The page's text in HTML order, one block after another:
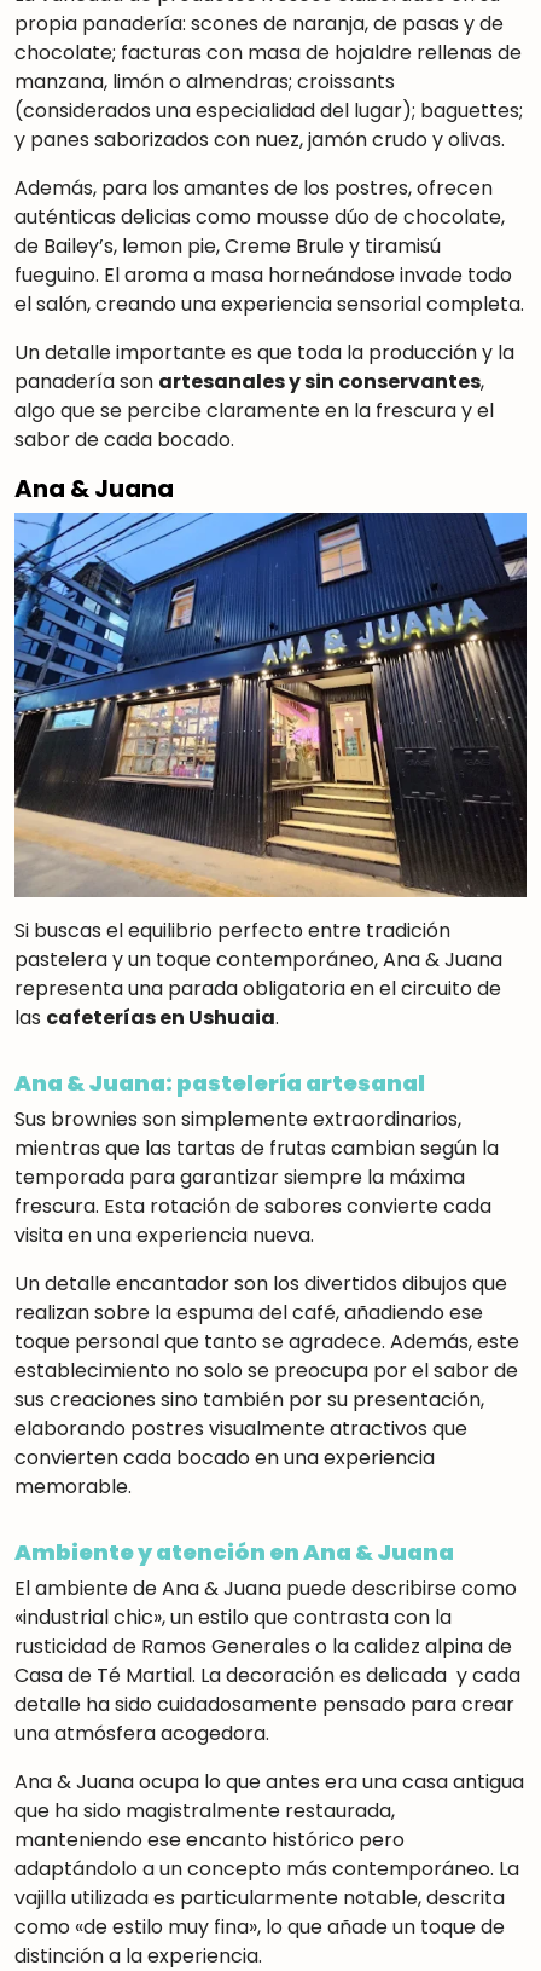
propia panadería: scones de naranja, de pasas y de
chocolate; facturas con masa de hojaldre rellenas de
manzana, limón o almendras; croissants
(considerados una especialidad del lugar); baguettes;
y panes saborizados con nuez, jamón crudo y olivas.
Además, para los amantes de los postres, ofrecen
auténticas delicias como mousse dúo de chocolate,
de Bailey’s, lemon pie, Creme Brule y tiramisú
fueguino. El aroma a masa horneándose invade todo
el salón, creando una experiencia sensorial completa.
Un detalle importante es que toda la producción y la
panadería son artesanales y sin conservantes,
algo que se percibe claramente en la frescura y el
sabor de cada bocado.
Ana & Juana
Si buscas el equilibrio perfecto entre tradición
pastelera y un toque contemporáneo, Ana & Juana
representa una parada obligatoria en el circuito de
las cafeterías en Ushuaia.
Ana & Juana: pastelería artesanal
Sus brownies son simplemente extraordinarios,
mientras que las tartas de frutas cambian según la
temporada para garantizar siempre la máxima
frescura. Esta rotación de sabores convierte cada
visita en una experiencia nueva.
Un detalle encantador son los divertidos dibujos que
realizan sobre la espuma del café,añadiendo ese
toque personal que tanto se agradece. Además, este
establecimiento no solo se preocupa por el sabor de
sus creaciones sino también por su presentación,
elaborando postres visualmente atractivos que
convierten cada bocado en una experiencia
memorable.
Ambiente y atención en Ana & Juana
El ambiente de Ana & Juana puede describirse como
«industrial chic»,un estilo que contrasta con la
rusticidad de Ramos Generales o la calidez alpina de
Casa de Té Martial. La decoración es delicada y cada
detalle ha sido cuidadosamente pensado para crear
una atmósfera acogedora.
Ana & Juana ocupa lo que antes era una casa antigua
que ha sido magistralmente restaurada,
manteniendo ese encanto histórico pero
adaptándolo a un concepto más contemporáneo. La
vajilla utilizada es particularmente notable, descrita
como «de estilo muy fina», lo que añade un toque de
distinción a la experiencia.